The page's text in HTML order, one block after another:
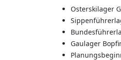
Osterskilager
Gaulager